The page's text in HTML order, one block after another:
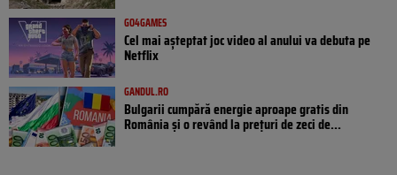
GO4GAMES
Cel mai așteptat joc video al anului va debuta pe
Netflix
GANDUL.RO
Bulgarii cumpără energie aproape gratis din
România și o revând la prețuri de zeci de...